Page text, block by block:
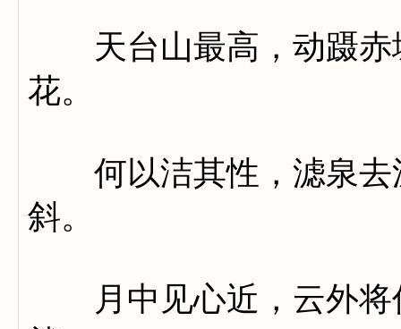
天台山最高，动蹑赤
花。
何以洁其性，滤泉去
斜。
月中见心近，云外将